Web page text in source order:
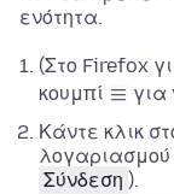
ενότητα.
(Στο Firefox
κουμπί
για
Κάντε κλικ
λογαριασμού
Σύνδεση ).